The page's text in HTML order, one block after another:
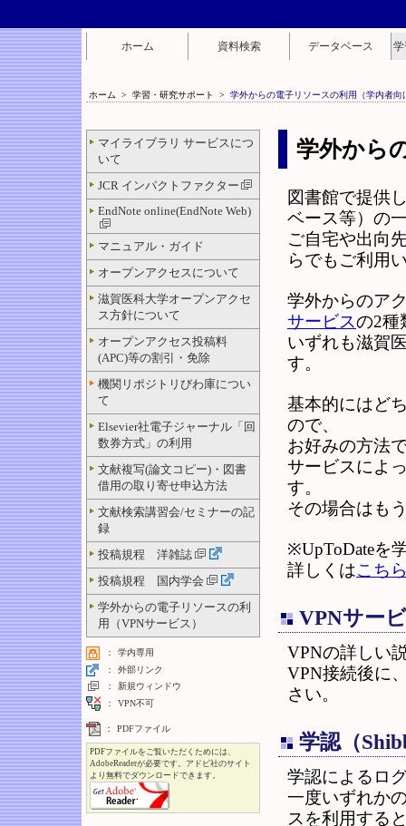
ホーム 資料検索 データベース
ホーム > 学習・研究サポート > 学外からの電子リソースの利用（学内者向
学外から
図書館で提供
ベース等）の
ご自宅や出向
らでもご利用
学外からのア
サービスの2種
いずれも滋賀
す。
基本的にはど
ので、
お好みの方法
サービスによ
す。
その場合はも
※UpToDateを
詳しくはこち
VPNサー
VPNの詳しい
VPN接続後に
さい。
学認（
学認によるロ
一度いずれか
スを利用する
マイライブラリ サービスにつ
いて
JCR インパクトファクター
EndNote online(EndNote Web)
マニュアル・ガイド
オープンアクセスについて
滋賀医科大学オープンアクセ
ス方針について
オープンアクセス投稿料
(APC)等の割引・免除
機関リポジトリびわ庫につい
て
Elsevier社電子ジャーナル「回
数券方式」の利用
文献複写(論文コピー)・図書
借用の取り寄せ申込方法
文献検索講習会/セミナーの記
録
投稿規程 洋雑誌
投稿規程 国内学会
学外からの電子リソースの利
用（VPNサービス）
：
学内専用
：
外部リンク
：
新規ウィンドウ
：
VPN不可
： PDFファイル
PDFファイルをご覧いただくためには、
AdobeReaderが必要です。アドビ社のサイト
より無料でダウンロードできます。